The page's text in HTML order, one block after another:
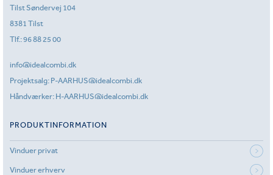
Tilst Søndervej 104
8381 Tilst
Tlf.:96 88 25 00
info@idealcombi.dk
Projektsalg: P-AARHUS@idealcombi.dk
Håndværker: H-AARHUS@idealcombi.dk
PRODUKTINFORMATION
Vinduer privat
Vinduer erhverv